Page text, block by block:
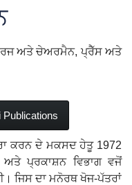
ਅਤੇ ਚੇਅਰਮੈਨ, ਪ੍ਰੈੱਸ ਅਤੇ
Publications
ਕਰਨ ਦੇ ਮਕਸਦ ਹੇਤੂ 1972
ਪ੍ਰਕਾਸ਼ਨ ਵਿਭਾਗ ਵਜੋਂ
ਜਿਸ ਦਾ ਮਨੋਰਥ ਖੋਜ-ਪੱਤਰਾਂ